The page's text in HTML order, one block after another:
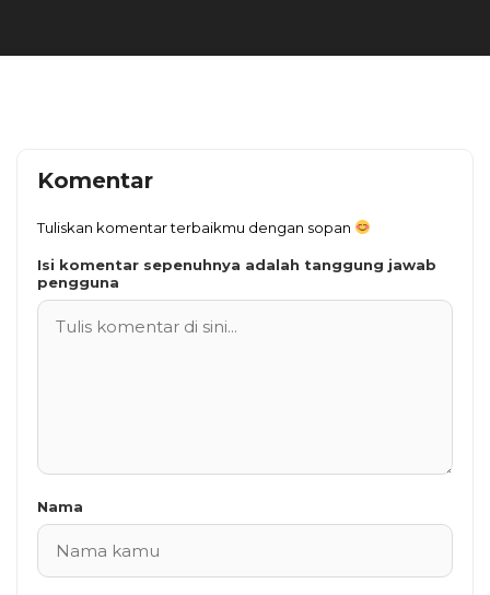
Komentar
Tuliskan komentar terbaikmu dengan sopan
Isi komentar sepenuhnya adalah tanggung jawab
pengguna
Nama